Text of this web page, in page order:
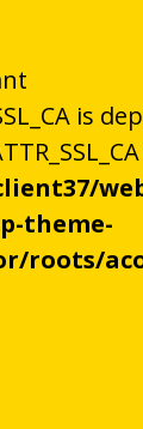
is
theme-
roots/